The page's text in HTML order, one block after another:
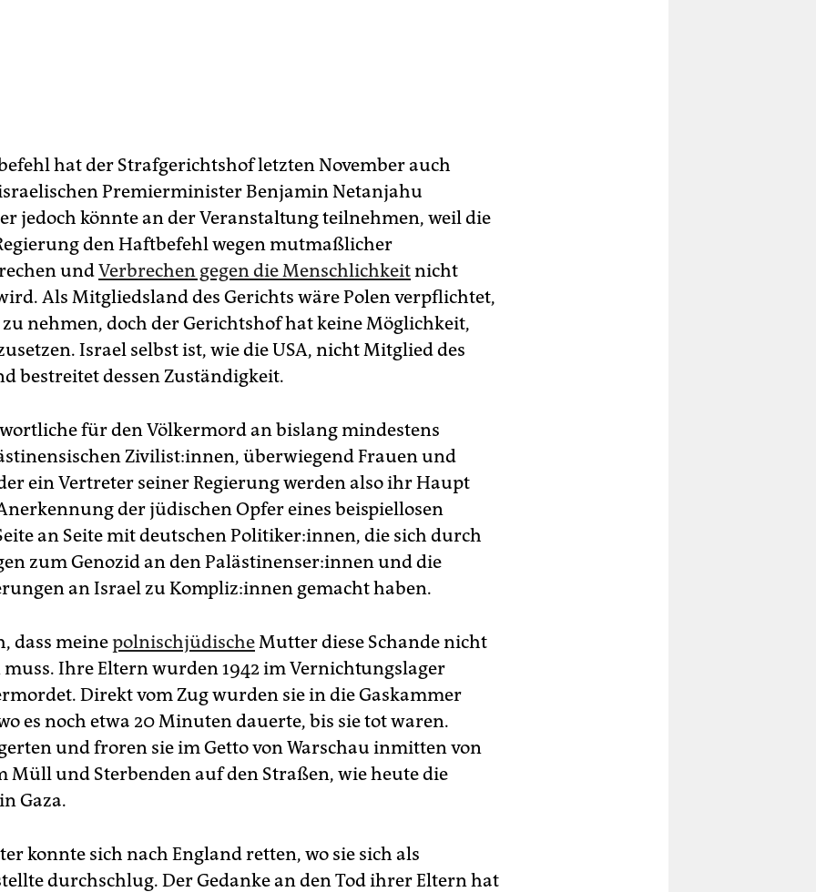
hat der Strafgerichtshof letzten November auch
Premierminister Benjamin Netanjahu
jedoch könnte an der Veranstaltung teilnehmen, weil die
den Haftbefehl wegen mutmaßlicher
undVerbrechen gegen die Menschlichkeitnicht
Als Mitgliedsland des Gerichts wäre Polen verpflichtet,
nehmen, doch der Gerichtshof hat keine Möglichkeit,
Israel selbst ist, wie die USA, nicht Mitglied des
bestreitet dessen Zuständigkeit.
für den Völkermord an bislang mindestens
Zivilist:innen, überwiegend Frauen und
ein Vertreter seiner Regierung werden also ihr Haupt
der jüdischen Opfer eines beispiellosen
an Seite mit deutschen Politiker:innen, die sich durch
zum Genozid an den Pa­läs­ti­nen­se­r:in­nen und die
an Israel zu Kom­pli­z:in­nen gemacht haben.
dass meine polnischjüdischeMutter diese Schande nicht
Ihre Eltern wurden 1942 im Vernichtungslager
Direkt vom Zug wurden sie in die Gaskammer
es noch etwa 20 Minuten dauerte, bis sie tot waren.
und froren sie im Getto von Warschau inmitten von
Müll und Sterbenden auf den Straßen, wie heute die
Gaza.
konnte sich nach England retten, wo sie sich als
durchschlug. Der Gedanke an den Tod ihrer Eltern hat